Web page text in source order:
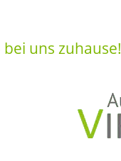
uns zuhause!